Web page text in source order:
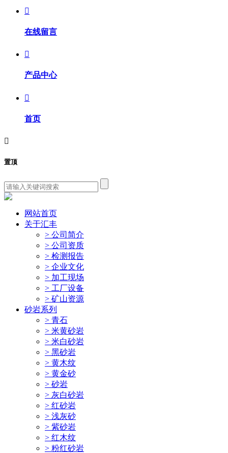

在线留言

产品中心

首页

置顶
网站首页
关于汇丰
> 公司简介
> 公司资质
> 检测报告
> 企业文化
> 加工现场
> 工厂设备
> 矿山资源
砂岩系列
> 青石
> 米黄砂岩
> 米白砂岩
> 黑砂岩
> 黄木纹
> 黄金砂
> 砂岩
> 灰白砂岩
> 红砂岩
> 浅灰砂
> 紫砂岩
> 红木纹
> 粉红砂岩